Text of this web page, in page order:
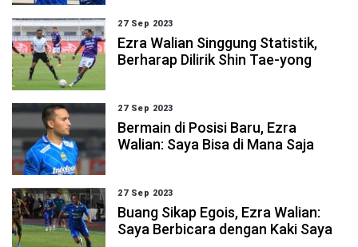
27 Sep 2023
Ezra Walian Singgung Statistik,
Berharap Dilirik Shin Tae-yong
27 Sep 2023
Bermain di Posisi Baru, Ezra
Walian: Saya Bisa di Mana Saja
27 Sep 2023
Buang Sikap Egois, Ezra Walian:
Saya Berbicara dengan Kaki Saya